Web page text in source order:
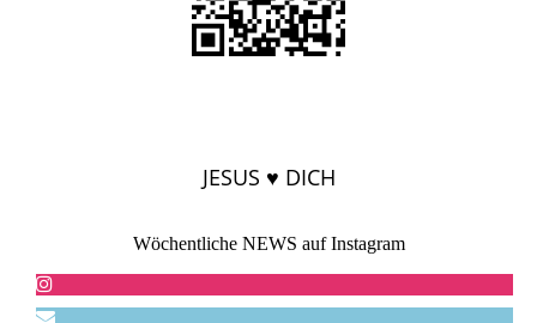
JESUS ♥ DICH
Wöchentliche NEWS auf Instagram